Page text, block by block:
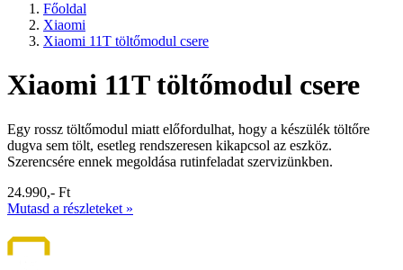
Főoldal
Xiaomi
Xiaomi 11T töltőmodul csere
Xiaomi 11T töltőmodul csere
Egy rossz töltőmodul miatt előfordulhat, hogy a készülék töltőre
dugva sem tölt, esetleg rendszeresen kikapcsol az eszköz.
Szerencsére ennek megoldása rutinfeladat szervizünkben.
24.990,- Ft
Mutasd a részleteket »